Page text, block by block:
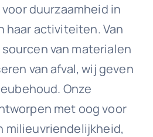
duurzaamheid in
haar activiteiten. Van
van materialen
van afval, wij geven
Onze
met oog voor
milieuvriendelijkheid,